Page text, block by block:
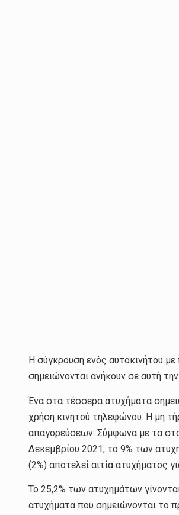
Η σύγκρουση ενός αυτοκινήτου
σημειώνονται ανήκουν σε αυτή
Ένα στα τέσσερα ατυχήματα
χρήση κινητού τηλεφώνου. Η μη
απαγορεύσεων. Σύμφωνα με τα
Δεκεμβρίου 2021, το 9% των
(2%) αποτελεί αιτία ατυχήματος
Το 25,2% των ατυχημάτων
ατυχήματα που σημειώνονται το